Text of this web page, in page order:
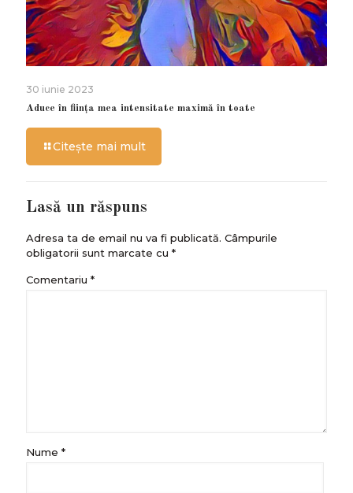
30 iunie 2023
Aduce în ființa mea intensitate maximă în toate
Citește mai mult
Lasă un răspuns
Adresa ta de email nu va fi publicată. Câmpurile
obligatorii sunt marcate cu *
Comentariu *
Nume *